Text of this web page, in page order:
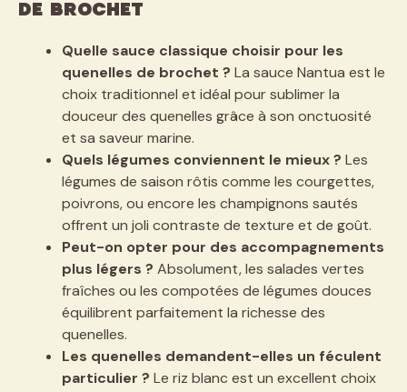
de brochet
Quelle sauce classique choisir pour les
quenelles de brochet ? La sauce Nantua est le
choix traditionnel et idéal pour sublimer la
douceur des quenelles grâce à son onctuosité
et sa saveur marine.
Quels légumes conviennent le mieux ? Les
légumes de saison rôtis comme les courgettes,
poivrons, ou encore les champignons sautés
offrent un joli contraste de texture et de goût.
Peut-on opter pour des accompagnements
plus légers ? Absolument, les salades vertes
fraîches ou les compotées de légumes douces
équilibrent parfaitement la richesse des
quenelles.
Les quenelles demandent-elles un féculent
particulier ? Le riz blanc est un excellent choix